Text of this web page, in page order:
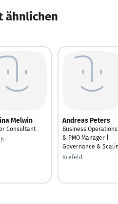
ähnlichen
Melwin
Consultant
Andreas Peters
Business Operations
& PMO Manager |
Governance &
Krefeld